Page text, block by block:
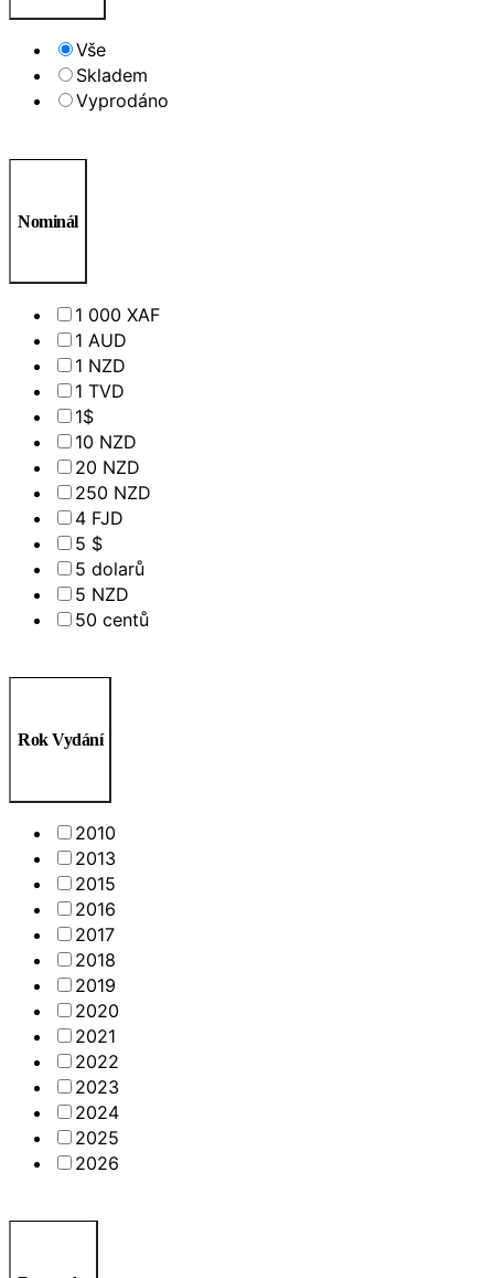
Vše
Skladem
Vyprodáno
Nominál
1 000 XAF
1 AUD
1 NZD
1 TVD
1$
10 NZD
20 NZD
250 NZD
4 FJD
5 $
5 dolarů
5 NZD
50 centů
Rok Vydání
2010
2013
2015
2016
2017
2018
2019
2020
2021
2022
2023
2024
2025
2026